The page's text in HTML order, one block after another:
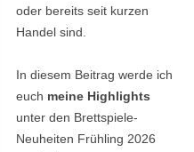
oder bereits seit kurzen
Handel sind.
In diesem Beitrag werde ich
euch meine Highlights
unter den Brettspiele-
Neuheiten Frühling 2026